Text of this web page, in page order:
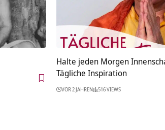
Halte jeden Morgen
Tägliche Inspiration
VOR 2 JAHREN 516 VIEWS